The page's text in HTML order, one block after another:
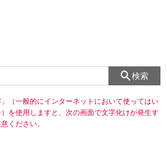
検索
（一般的にインターネットにおいて使ってはい
を使用しますと、次の画面で文字化けが発生す
ください。